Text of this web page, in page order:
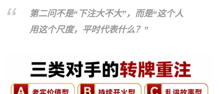
第二问不是“下注大不大”，而是“这个人
用这个尺度，平时代表什么？”